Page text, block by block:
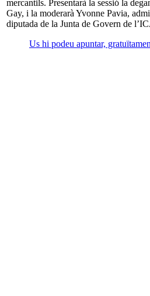
mercantils. Presentarà la sessió la
Gay, i la moderarà Yvonne Pavia,
diputada de la Junta de Govern de
Us hi podeu apuntar,